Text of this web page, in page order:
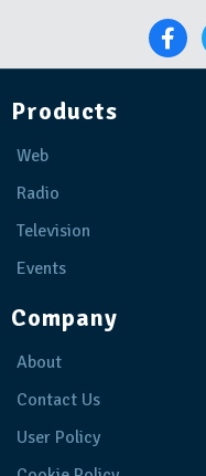
Products
Web
Radio
Television
Events
Company
About
Contact Us
User Policy